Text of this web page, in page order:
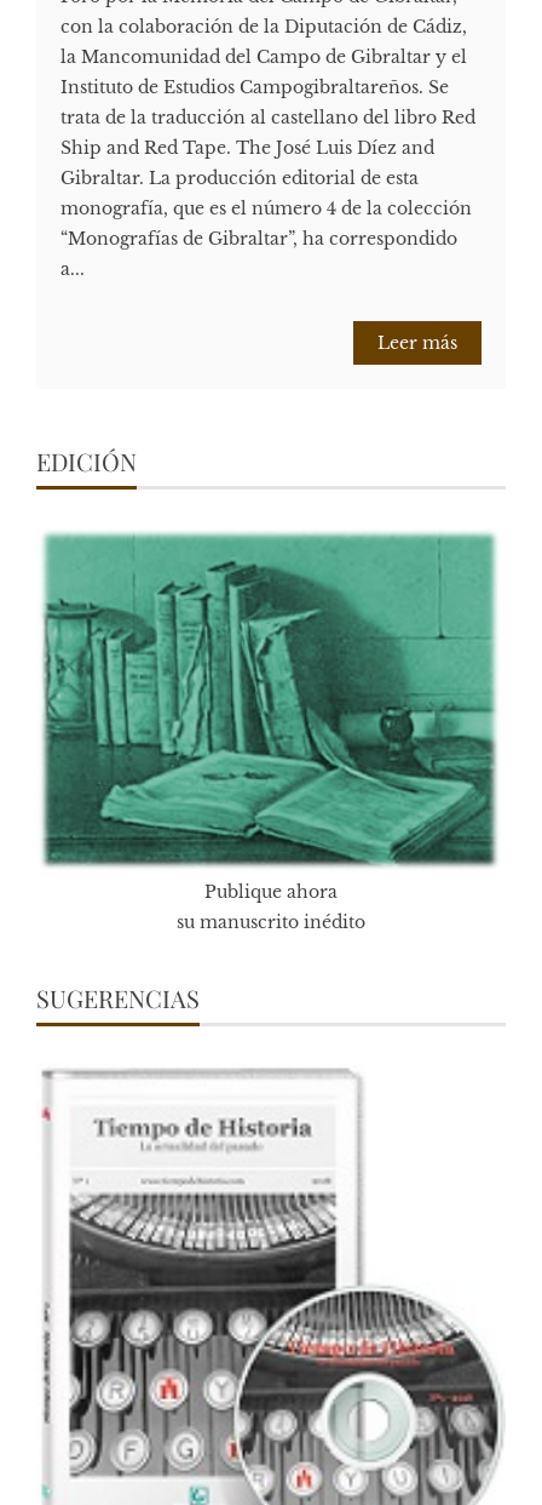
con la colaboración de la Diputación de Cádiz,
la Mancomunidad del Campo de Gibraltar y el
Instituto de Estudios Campogibraltareños. Se
trata de la traducción al castellano del libro Red
Ship and Red Tape. The José Luis Díez and
Gibraltar. La producción editorial de esta
monografía, que es el número 4 de la colección
“Monografías de Gibraltar”, ha correspondido
a...
Leer más
EDICIÓN
Publique ahora
su manuscrito inédito
SUGERENCIAS